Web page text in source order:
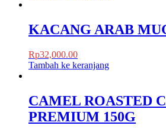
KACANG ARAB
Rp32,000.00
Tambah ke keranjang
CAMEL ROASTED
PREMIUM 150G